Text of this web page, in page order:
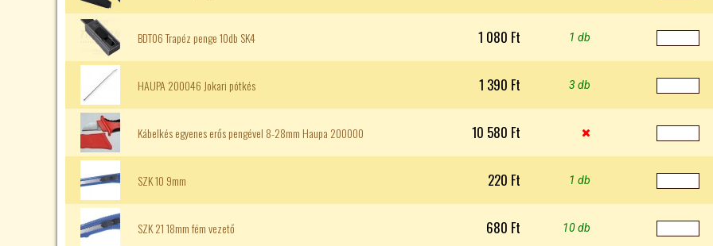
BDT06 Trapéz penge 10db SK4 1 080 Ft 1 db
HAUPA 200046 Jokari pótkés 1 390 Ft 3 db
Kábelkés egyenes erős pengével 8-28mm Haupa 200000 10 580 Ft 
SZK 10 9mm 220 Ft 1 db
SZK 21 18mm fém vezető 680 Ft 10 db